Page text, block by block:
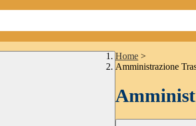
Home >
Amministrazione